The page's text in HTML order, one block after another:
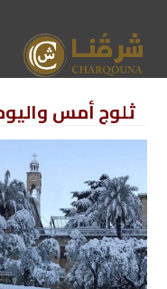
ثلوج أمس